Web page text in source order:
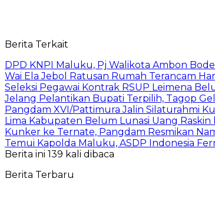
Berita Terkait
DPD KNPI Maluku, Pj Walikota Ambon
Wai Ela Jebol Ratusan Rumah Terancam
Seleksi Pegawai Kontrak RSUP Leimena
Jelang Pelantikan Bupati Terpilih, Tagop
Pangdam XVI/Pattimura Jalin Silaturahmi
Lima Kabupaten Belum Lunasi Uang Raskin
Kunker ke Ternate, Pangdam Resmikan
Temui Kapolda Maluku, ASDP Indonesia
Berita ini 139 kali dibaca
Berita Terbaru